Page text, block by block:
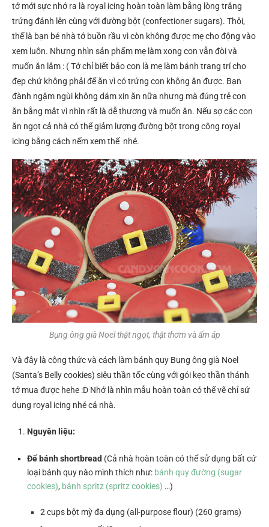
tớ mới sực nhớ ra là royal icing hoàn toàn làm bằng lòng trắng
trứng đánh lên cùng với đường bột (confectioner sugars). Thôi,
thế là bạn bé nhà tớ buồn rầu vì còn không được mẹ cho động vào
xem luôn. Nhưng nhìn sản phẩm mẹ làm xong con vẫn đòi và
muốn ăn lắm : ( Tớ chỉ biết bảo con là mẹ làm bánh trang trí cho
đẹp chứ không phải để ăn vì có trứng con không ăn được. Bạn
đành ngậm ngùi không dám xin ăn nữa nhưng mà đúng trẻ con
ăn bằng mắt vì nhìn rất là dễ thương và muốn ăn. Nếu sợ các con
ăn ngọt cả nhà có thể giảm lượng đường bột trong công royal
icing bằng cách nếm xem thế nhé.
Bụng ông già Noel thật ngọt, thật thơm và ấm áp
Và đây là công thức và cách làm bánh quy Bụng ông già Noel
(Santa’s Belly cookies) siêu thần tốc cùng với gói kẹo thần thánh
tớ mua được hehe :D Nhớ là nhìn mẫu hoàn toàn có thể vẽ chỉ sử
dụng royal icing nhé cả nhà.
Nguyên liệu:
Đế bánh shortbread (Cả nhà hoàn toàn có thể sử dụng bất cứ
loại bánh quy nào mình thích như: bánh quy đường (sugar
cookies), bánh spritz (spritz cookies) …)
2 cups bột mỳ đa dụng (all-purpose flour) (260 grams)